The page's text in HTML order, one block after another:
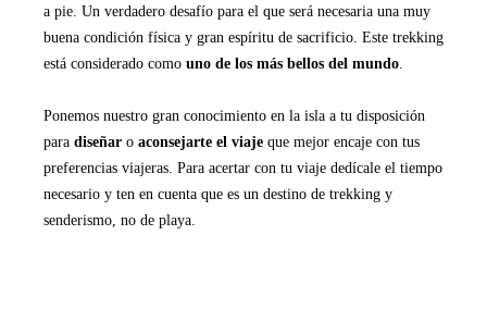
a pie. Un verdadero desafío para el que será necesaria una muy
buena condición física y gran espíritu de sacrificio. Este trekking
está considerado como uno de los más bellos del mundo
Ponemos nuestro gran conocimiento en la isla a tu disposición
para diseñar o aconsejarte el viaje que mejor encaje con tus
preferencias viajeras. Para acertar con tu viaje dedícale el tiempo
necesario y ten en cuenta que es un destino de trekking y
senderismo, no de playa.